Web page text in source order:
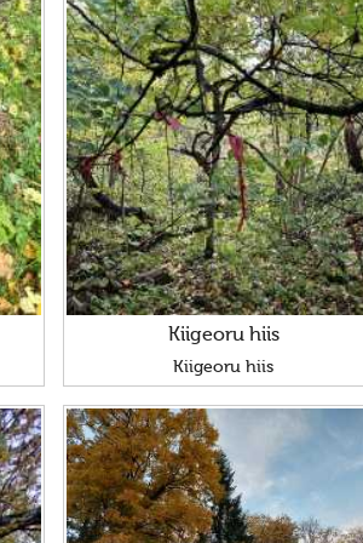
Kiigeoru hiis
Kiigeoru hiis